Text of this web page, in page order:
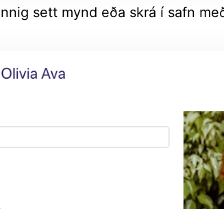
sett mynd eða skrá í safn